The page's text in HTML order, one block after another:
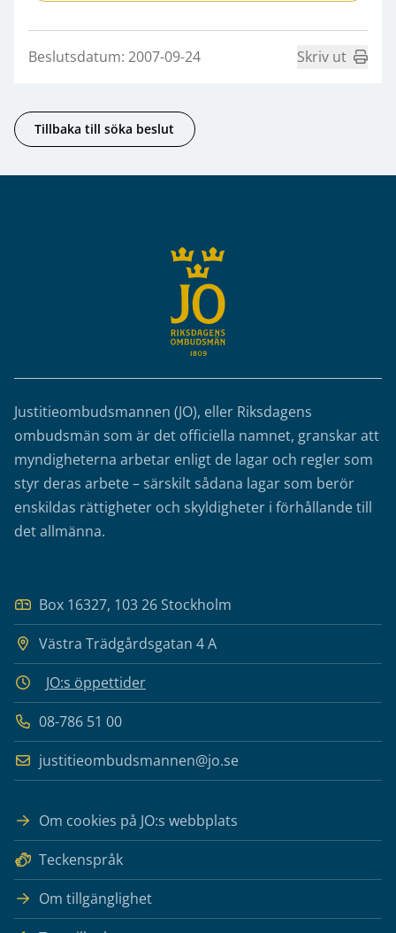
Beslutsdatum: 2007-09-24 Skriv ut
Tillbaka till söka beslut
Justitieombudsmannen (JO), eller Riksdagens
ombudsmän som är det officiella namnet, granskar att
myndigheterna arbetar enligt de lagar och regler som
styr deras arbete – särskilt sådana lagar som berör
enskildas rättigheter och skyldigheter i förhållande till
det allmänna.
Box 16327, 103 26 Stockholm
Västra Trädgårdsgatan 4 A
JO:s öppettider
08-786 51 00
justitieombudsmannen@jo.se
Om cookies på JO:s webbplats
Teckenspråk
Om tillgänglighet